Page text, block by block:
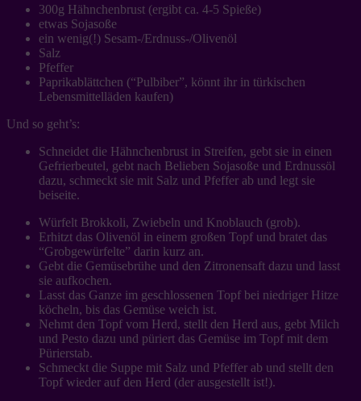
300g Hähnchenbrust (ergibt ca. 4-5 Spieße)
etwas Sojasoße
ein wenig(!) Sesam-/Erdnuss-/Olivenöl
Salz
Pfeffer
Paprikablättchen (“Pulbiber”, könnt ihr in türkischen
Lebensmittelläden kaufen)
Und so geht’s:
Schneidet die Hähnchenbrust in Streifen, gebt sie in einen
Gefrierbeutel, gebt nach Belieben Sojasoße und Erdnussöl
dazu, schmeckt sie mit Salz und Pfeffer ab und legt sie
beiseite.
Würfelt Brokkoli, Zwiebeln und Knoblauch (grob).
Erhitzt das Olivenöl in einem großen Topf und bratet das
“Grobgewürfelte” darin kurz an.
Gebt die Gemüsebrühe und den Zitronensaft dazu und lasst
sie aufkochen.
Lasst das Ganze im geschlossenen Topf bei niedriger Hitze
köcheln, bis das Gemüse weich ist.
Nehmt den Topf vom Herd, stellt den Herd aus, gebt Milch
und Pesto dazu und püriert das Gemüse im Topf mit dem
Pürierstab.
Schmeckt die Suppe mit Salz und Pfeffer ab und stellt den
Topf wieder auf den Herd (der ausgestellt ist!).